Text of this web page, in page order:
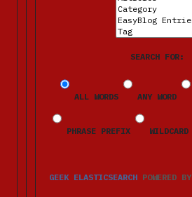
SEARCH FOR:
ALL WORDS ANY WORD
PHRASE PREFIX WILDCARD
GEEK ELASTICSEARCH POWERED BY